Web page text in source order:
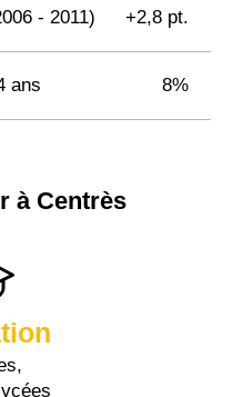
- 2011) +2,8 pt.
ans 8%
à Centrès